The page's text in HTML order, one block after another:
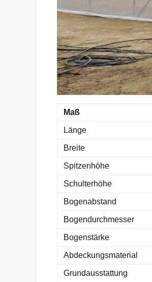
Maß
Länge
Breite
Spitzenhöhe
Schulterhöhe
Bogenabstand
Bogendurchmesser
Bogenstärke
Abdeckungsmaterial
Grundausstattung